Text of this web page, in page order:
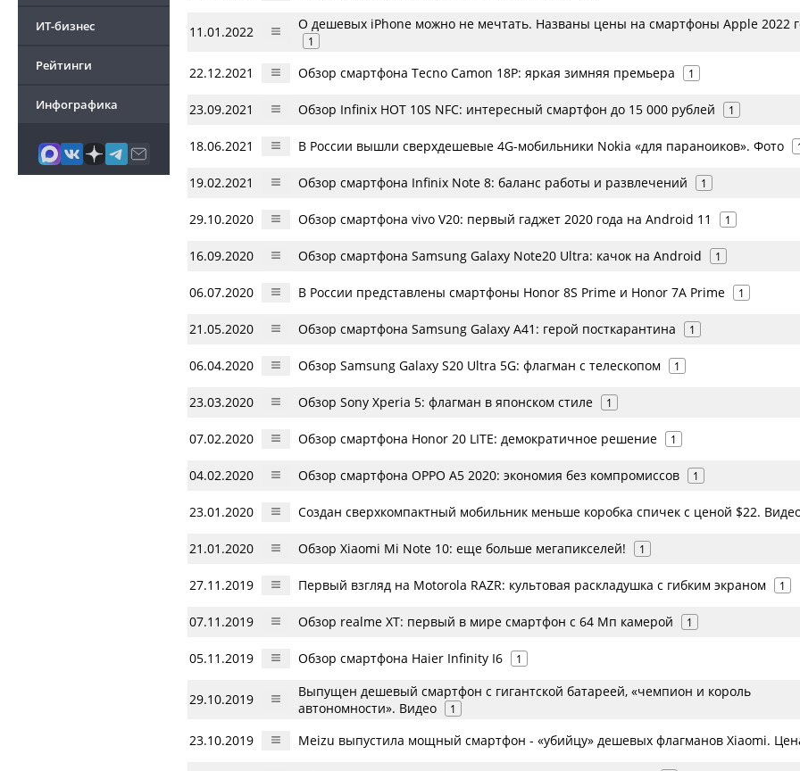
ИТ-бизнес
Рейтинги
Инфографика
11.01.2022 О дешевых iPhone можно не мечтать. Названы цены на смартфоны Apple 2022
1
22.12.2021 Обзор смартфона Tecno Camon 18P: яркая зимняя премьера 1
23.09.2021 Обзор Infinix HOT 10S NFC: интересный смартфон до 15 000 рублей 1
18.06.2021 В России вышли сверхдешевые 4G-мобильники Nokia «для параноиков». Фото
19.02.2021 Обзор смартфона Infinix Note 8: баланс работы и развлечений 1
29.10.2020 Обзор смартфона vivo V20: первый гаджет 2020 года на Android 11 1
16.09.2020 Обзор смартфона Samsung Galaxy Note20 Ultra: качок на Android 1
06.07.2020 В России представлены смартфоны Honor 8S Prime и Honor 7A Prime 1
21.05.2020 Обзор смартфона Samsung Galaxy A41: герой посткарантина 1
06.04.2020 Обзор Samsung Galaxy S20 Ultra 5G: флагман с телескопом 1
23.03.2020 Обзор Sony Xperia 5: флагман в японском стиле 1
07.02.2020 Обзор смартфона Honor 20 LITE: демократичное решение 1
04.02.2020 Обзор смартфона OPPO A5 2020: экономия без компромиссов 1
23.01.2020 Создан сверхкомпактный мобильник меньше коробка спичек с ценой $22.
21.01.2020 Обзор Xiaomi Mi Note 10: еще больше мегапикселей! 1
27.11.2019 Первый взгляд на Motorola RAZR: культовая раскладушка с гибким экраном 1
07.11.2019 Обзор realme XT: первый в мире смартфон с 64 Мп камерой 1
05.11.2019 Обзор смартфона Haier Infinity I6 1
29.10.2019
Выпущен дешевый смартфон с гигантской батареей, «чемпион и король
автономности». Видео
1
23.10.2019 Meizu выпустила мощный смартфон - «убийцу» дешевых флагманов Xiaomi.